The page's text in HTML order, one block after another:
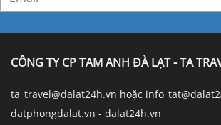
CÔNG TY CP TAM ANH ĐÀ LẠT - TA
ta_travel@dalat24h.vn hoặc
datphongdalat.vn - dalat24h.vn